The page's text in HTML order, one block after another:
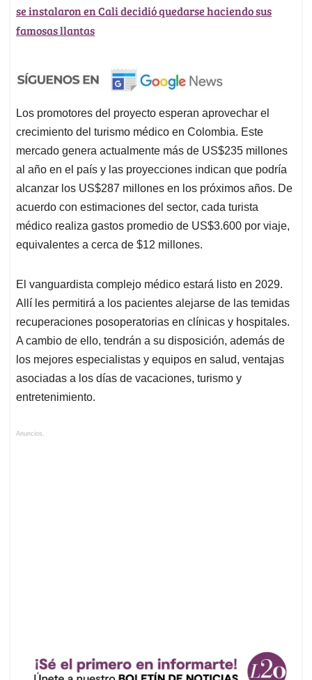
se instalaron en Cali decidió quedarse haciendo sus
famosas llantas
Los promotores del proyecto esperan aprovechar el
crecimiento del turismo médico en Colombia. Este
mercado genera actualmente más de US$235 millones
al año en el país y las proyecciones indican que podría
alcanzar los US$287 millones en los próximos años. De
acuerdo con estimaciones del sector, cada turista
médico realiza gastos promedio de US$3.600 por viaje,
equivalentes a cerca de $12 millones.
El vanguardista complejo médico estará listo en 2029.
Allí les permitirá a los pacientes alejarse de las temidas
recuperaciones posoperatorias en clínicas y hospitales.
A cambio de ello, tendrán a su disposición, además de
los mejores especialistas y equipos en salud, ventajas
asociadas a los días de vacaciones, turismo y
entretenimiento.
Anuncios.